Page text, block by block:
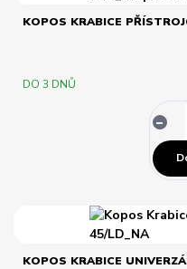
KOPOS KRABICE
DO 3 DNŮ
KOPOS KRABICE